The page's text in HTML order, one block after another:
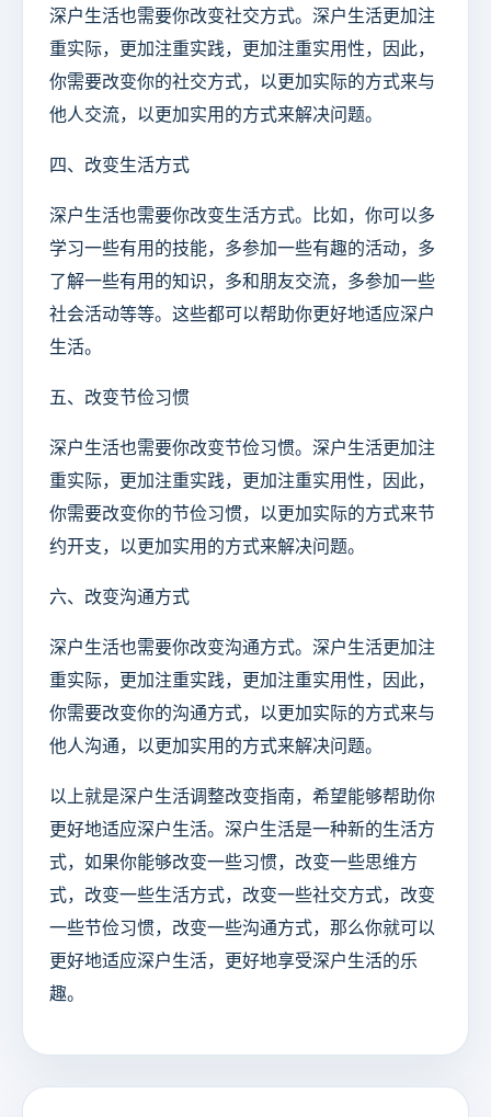
深户生活也需要你改变社交方式。深户生活更加注
重实际，更加注重实践，更加注重实用性，因此，
你需要改变你的社交方式，以更加实际的方式来与
他人交流，以更加实用的方式来解决问题。
四、改变生活方式
深户生活也需要你改变生活方式。比如，你可以多
学习一些有用的技能，多参加一些有趣的活动，多
了解一些有用的知识，多和朋友交流，多参加一些
社会活动等等。这些都可以帮助你更好地适应深户
生活。
五、改变节俭习惯
深户生活也需要你改变节俭习惯。深户生活更加注
重实际，更加注重实践，更加注重实用性，因此，
你需要改变你的节俭习惯，以更加实际的方式来节
约开支，以更加实用的方式来解决问题。
六、改变沟通方式
深户生活也需要你改变沟通方式。深户生活更加注
重实际，更加注重实践，更加注重实用性，因此，
你需要改变你的沟通方式，以更加实际的方式来与
他人沟通，以更加实用的方式来解决问题。
以上就是深户生活调整改变指南，希望能够帮助你
更好地适应深户生活。深户生活是一种新的生活方
式，如果你能够改变一些习惯，改变一些思维方
式，改变一些生活方式，改变一些社交方式，改变
一些节俭习惯，改变一些沟通方式，那么你就可以
更好地适应深户生活，更好地享受深户生活的乐
趣。